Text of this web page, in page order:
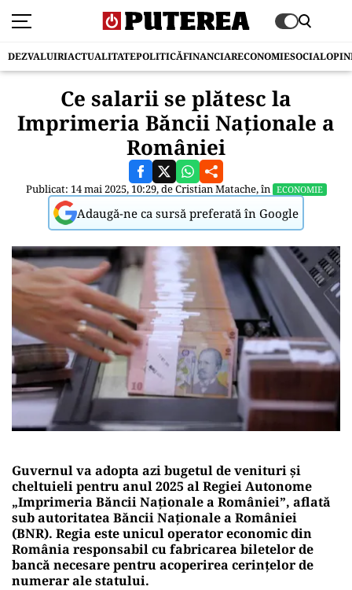
DEZVALUIRIACTUALITATEPOLITICĂFINANCIARECONOMIESOCIAL
Ce salarii se plătesc la
Imprimeria Băncii Naționale a
României
Publicat: 14 mai 2025, 10:29, deCristian Matache, în ECONOMIE
Adaugă-ne ca sursă preferată în Google
Guvernul va adopta azibugetuldeveniturişi
cheltuielipentruanul2025 alRegieiAutonome
„Imprimeria BănciiNaţionalea României”, aflată
subautoritatea BănciiNaționalea României
(BNR). Regia esteuniculoperatoreconomicdin
România responsabilcufabricarea biletelorde
bancă necesarepentruacoperirea cerințelorde
numeraralestatului.